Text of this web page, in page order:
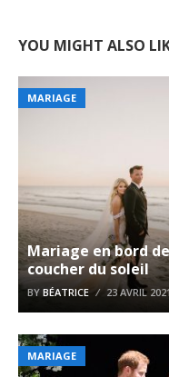
YOU MIGHT ALSO
MARIAGE
Mariage en bord
coucher du soleil
BY BÉATRICE 23 AVRIL 2021
MARIAGE